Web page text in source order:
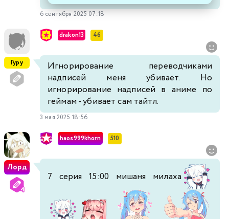
6 сентября 2025 07:18
Гуру
drakon13 46
Игнорирование переводчиками
надписей меня убивает. Но
игнорирование надписей в аниме по
геймам - убивает сам тайтл.
3 мая 2025 18:56
Лорд
haos999khorn 510
7 серия 15:00 мишаня милаха